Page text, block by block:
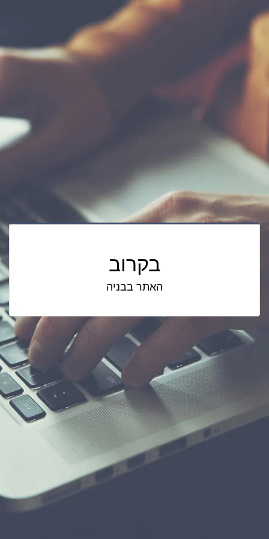
בקרוב
האתר בבניה